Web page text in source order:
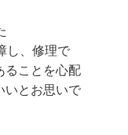
し、修理で
ることを心配
いとお思いで